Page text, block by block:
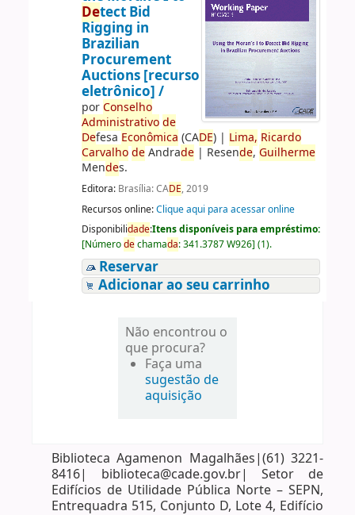
Detect Bid
Rigging in
Brazilian
Procurement
Auctions [recurso
eletrônico] /
porConselho
Administrativo de
Defesa Econômica (CADE)| Lima, Ricardo
Carvalho deAndrade| Resende, Guilherme
Mendes.
Editora: Brasília: CADE, 2019
Recursos online:Clique aqui para acessar online
Disponibilidade:Itens disponíveis para empréstimo:
[Númerodechamada:341.3787 W926] (1).
Reservar
Adicionar ao seu carrinho
Não encontrou o
que procura?
Faça uma
sugestão de
aquisição
Biblioteca Agamenon Magalhães|(61) 3221-
8416| biblioteca@cade.gov.br| Setor de
Edifícios de Utilidade Pública Norte – SEPN,
Entrequadra 515, Conjunto D, Lote 4, Edifício